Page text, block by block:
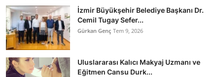
İzmir Büyükşehir Belediye Başkanı Dr.
Cemil Tugay Sefer...
Gürkan Genç Tem 9, 2026
Uluslararası Kalıcı Makyaj Uzmanı ve
Eğitmen Cansu Durk...